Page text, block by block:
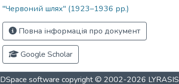
"Червоний шлях" (1923–1936 рр.)
Повна інформація про документ
Google Scholar
DSpace software copyright © 2002-2026 LYRASIS